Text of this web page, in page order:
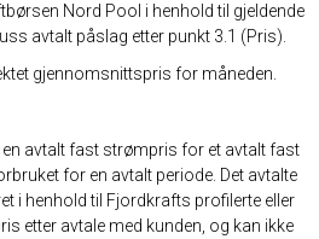
Nord Pool i henhold til gjeldende
avtalt påslag etter punkt 3.1 (Pris).
gjennomsnittspris for måneden.
avtalt fast strømpris for et avtalt fast
for en avtalt periode. Det avtalte
i henhold til Fjordkrafts profilerte eller
etter avtale med kunden, og kan ikke